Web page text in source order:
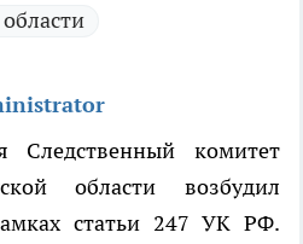
Следственный комитет
области возбудил
статьи 247 УК РФ.